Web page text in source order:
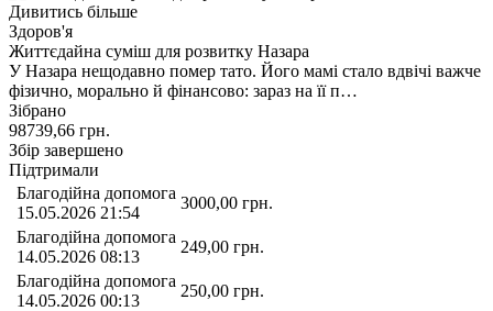
Дивитись більше
Здоров'я
Життєдайна суміш для розвитку Назара
У Назара нещодавно помер тато. Його мамі стало вдвічі важче
фізично, морально й фінансово: зараз на її п…
Зібрано
98739,66 грн.
Збір завершено
Підтримали
Благодійна допомога
15.05.2026 21:54
3000,00 грн.
Благодійна допомога
14.05.2026 08:13
249,00 грн.
Благодійна допомога
14.05.2026 00:13
250,00 грн.